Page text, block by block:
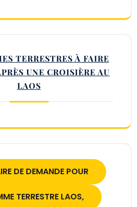
TERRESTRES À FAIRE
UNE CROISIÈRE AU
LAOS
DE DEMANDE POUR
TERRESTRE LAOS,